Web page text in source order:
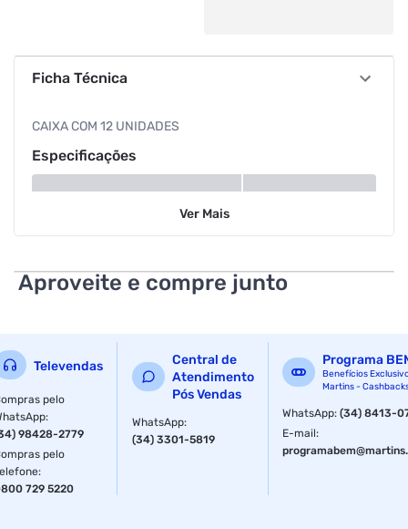
Ficha Técnica
CAIXA COM 12 UNIDADES
Especificações
Ver Mais
Aproveite e compre junto
Televendas
pelo
:
98428-2779
pelo
:
729 5220
Central de
Atendimento
Pós Vendas
WhatsApp:
(34) 3301-5819
Programa
Benefícios
Martins -
WhatsApp:(34) 8413-
E-mail: